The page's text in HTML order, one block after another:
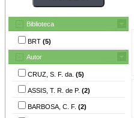
Biblioteca
BRT (5)
Autor
CRUZ, S. F. da. (5)
ASSIS, T. R. de P. (2)
BARBOSA, C. F. (2)